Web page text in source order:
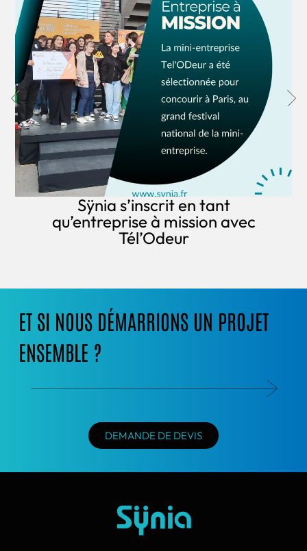
Sÿnia s’inscrit en tant
qu’entreprise à mission avec
Tél’Odeur
ET SI NOUS DÉMARRIONS UN PROJET
ENSEMBLE ?
DEMANDE DE DEVIS